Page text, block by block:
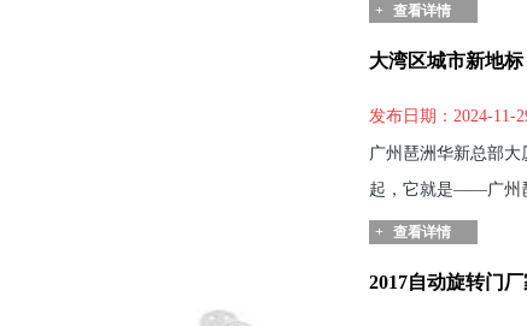
+ 查看详情
大湾区城市新地
发布日期：2024-11-
广州琶洲华新总部
起，它就是——广州
+ 查看详情
2017自动旋转门